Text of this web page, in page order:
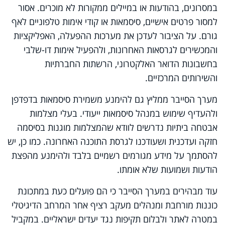
במסרונים, בהודעות או במיילים ממקורות לא מוכרים. אסור
למסור פרטים אישיים, סיסמאות או קודי אימות טלפוניים לאף
גורם. על הציבור לעדכן את מערכות ההפעלה, האפליקציות
והמכשירים לגרסאות האחרונות, ולהפעיל אימות דו-שלבי
בחשבונות הדואר האלקטרוני, הרשתות החברתיות
והשירותים המרכזיים.
מערך הסייבר ממליץ גם להימנע משמירת סיסמאות בדפדפן
ולהעדיף שימוש במנהל סיסמאות ייעודי. בעלי מצלמות
אבטחה ביתיות נדרשים לוודא שהמצלמות מוגנות בסיסמה
חזקה ועדכנית ושעודכנו לגרסת התוכנה האחרונה. כמו כן, יש
להסתמך על מידע מגורמים רשמיים בלבד ולהימנע מהפצת
הודעות ושמועות שלא אומתו.
עוד מבהירים במערך הסייבר כי הם פועלים כעת במתכונת
כוננות מורחבת ומנהלים מעקב רציף אחר המרחב הדיגיטלי
במטרה לאתר ולבלום תקיפות נגד יעדים ישראליים. במקביל